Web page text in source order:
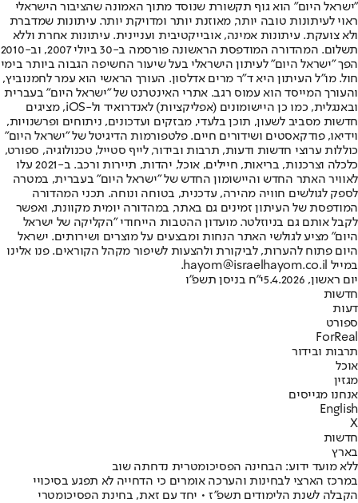
"ישראל היום" הוא גוף תקשורת שנוסד מתוך האמונה שהציבור הישראלי
ראוי לעיתונות טובה יותר, מאוזנת יותר ומדויקת יותר. עיתונות שמדברת
ולא צועקת. עיתונות אמינה, אובייקטיבית ועניינית. עיתונות אחרת וללא
תשלום. המהדורה המודפסת הראשונה פורסמה ב-30 ביולי 2007, וב-2010
הפך "ישראל היום" לעיתון הישראלי בעל שיעור החשיפה הגבוה ביותר בימי
חול. מו"ל העיתון היא ד"ר מרים אדלסון. העורך הראשי הוא עמר לחמנוביץ,
והעורך המייסד הוא עמוס רגב. אתרי האינטרנט של "ישראל היום" בעברית
ובאנגלית, כמו כן היישומונים (אפליקציות) לאנדרואיד ול-iOS, מציגים
חדשות מסביב לשעון, תוכן בלעדי, מבזקים ועדכונים, ניתוחים ופרשנויות,
וידיאו, פודקאסטים ושידורים חיים. פלטפורמות הדיגיטל של "ישראל היום"
כוללות ערוצי חדשות ודעות, תרבות ובידור, לייף סטייל, טכנולוגיה, ספורט,
כלכלה וצרכנות, בריאות, חיילים, אוכל, יהדות, תיירות ורכב. ב-2021 עלו
לאוויר האתר החדש והיישומון החדש של "ישראל היום" בעברית, במטרה
לספק לגולשים חוויה מהירה, עדכנית, בטוחה ונוחה. תכני המהדורה
המודפסת של העיתון זמינים גם באתר, במהדורה יומית מקוונת, ואפשר
לקבל אותם גם בניוזלטר. מועדון ההטבות הייחודי "הקליקה של ישראל
היום" מציע לגולשי האתר הנחות ומבצעים על מוצרים ושירותים. ישראל
היום פתוח להערות, לביקורת ולהצעות לשיפור מקהל הקוראים. פנו אלינו
במייל hayom@israelhayom.co.il.
יום ראשון, 5.4.2026
י"ח בניסן תשפ"ו
חדשות
דעות
ספורט
ForReal
תרבות ובידור
אוכל
מגזין
אנחנו מגייסים
English
X
חדשות
בארץ
ללא מועד ידוע: הבחינה הפסיכומטרית נדחתה שוב
במרכז הארצי לבחינות והערכה אומרים כי הדחייה לא תפגע בסיכויי
הקבלה לשנת הלימודים תשפ"ז • יחד עם זאת, בחינת הפסיכומטרי